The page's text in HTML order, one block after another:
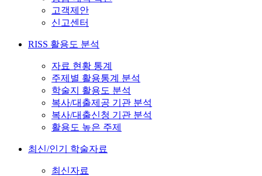
고객제안
신고센터
RISS 활용도 분석
자료 현황 통계
주제별 활용통계 분석
학술지 활용도 분석
복사/대출제공 기관 분석
복사/대출신청 기관 분석
활용도 높은 주제
최신/인기 학술자료
최신자료